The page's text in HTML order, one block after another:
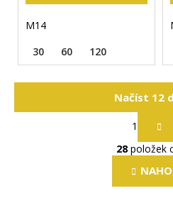
M14
30
60 120
O
v
l
á
Načíst 12
t
r
á
n
k
1
28položek